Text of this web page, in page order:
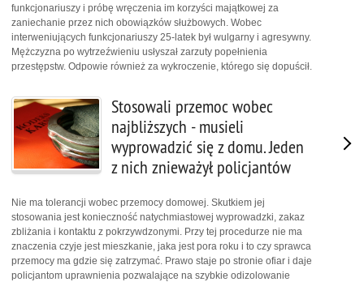
funkcjonariuszy i próbę wręczenia im korzyści majątkowej za
zaniechanie przez nich obowiązków służbowych. Wobec
interweniujących funkcjonariuszy 25-latek był wulgarny i agresywny.
Mężczyzna po wytrzeźwieniu usłyszał zarzuty popełnienia
przestępstw. Odpowie również za wykroczenie, którego się dopuścił.
Stosowali przemoc wobec
najbliższych - musieli
wyprowadzić się z domu. Jeden
z nich znieważył policjantów
Nie ma tolerancji wobec przemocy domowej. Skutkiem jej
stosowania jest konieczność natychmiastowej wyprowadzki, zakaz
zbliżania i kontaktu z pokrzywdzonymi. Przy tej procedurze nie ma
znaczenia czyje jest mieszkanie, jaka jest pora roku i to czy sprawca
przemocy ma gdzie się zatrzymać. Prawo staje po stronie ofiar i daje
policjantom uprawnienia pozwalające na szybkie odizolowanie